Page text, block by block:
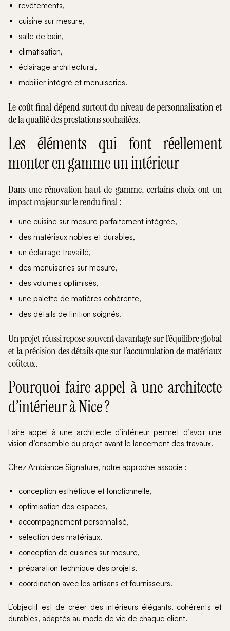
revêtements,
cuisine sur mesure,
salle de bain,
climatisation,
éclairage architectural,
mobilier intégré et menuiseries.
Le coût final dépend surtout du niveau de personnalisation et
de la qualité des prestations souhaitées.
Les éléments qui font réellement
monter en gamme un intérieur
Dans une rénovation haut de gamme, certains choix ont un
impact majeur sur le rendu final :
une cuisine sur mesure parfaitement intégrée,
des matériaux nobles et durables,
un éclairage travaillé,
des menuiseries sur mesure,
des volumes optimisés,
une palette de matières cohérente,
des détails de finition soignés.
Un projet réussi repose souvent davantage sur l’équilibre global
et la précision des détails que sur l’accumulation de matériaux
coûteux.
Pourquoi faire appel à une architecte
d’intérieur à Nice ?
Faire appel à une architecte d’intérieur permet d’avoir une
vision d’ensemble du projet avant le lancement des travaux.
Chez Ambiance Signature, notre approche associe :
conception esthétique et fonctionnelle,
optimisation des espaces,
accompagnement personnalisé,
sélection des matériaux,
conception de cuisines sur mesure,
préparation technique des projets,
coordination avec les artisans et fournisseurs.
L’objectif est de créer des intérieurs élégants, cohérents et
durables, adaptés au mode de vie de chaque client.